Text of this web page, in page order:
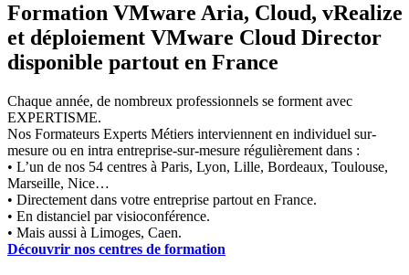
Formation VMware Aria, Cloud, vRealize
et déploiement VMware Cloud Director
disponible partout en France
Chaque année, de nombreux professionnels se forment avec
EXPERTISME.
Nos Formateurs Experts Métiers interviennent en individuel sur-
mesure ou en intra entreprise-sur-mesure régulièrement dans :
• L’un de nos 54 centres à Paris, Lyon, Lille, Bordeaux, Toulouse,
Marseille, Nice…
• Directement dans votre entreprise partout en France.
• En distanciel par visioconférence.
• Mais aussi à Limoges, Caen.
Découvrir nos centres de formation